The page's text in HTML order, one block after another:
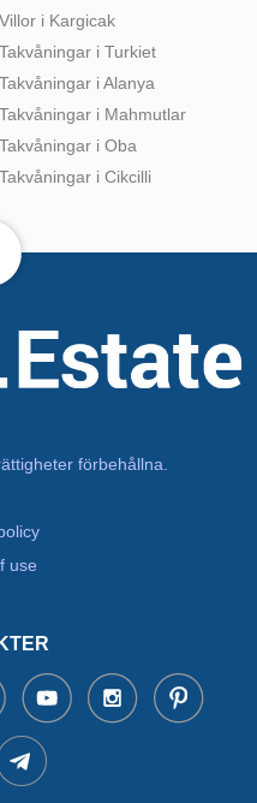
Villor i Kargicak
Takvåningar i Turkiet
Takvåningar i Alanya
Takvåningar i Mahmutlar
Takvåningar i Oba
Takvåningar i Cikcilli
förbehållna.
use